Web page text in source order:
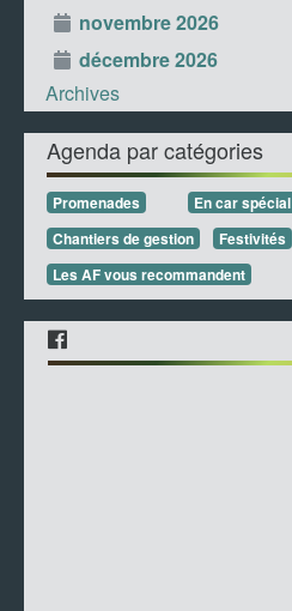
novembre 2026
décembre 2026
Archives
Agenda par catégories
Promenades En car spécial
Chantiers de gestion
Festivités
Les AF vous recommandent